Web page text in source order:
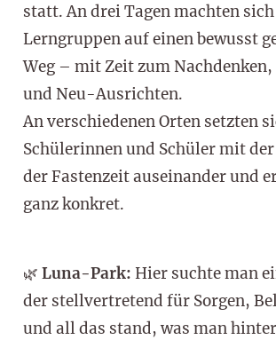
statt. An drei Tagen machten
Lerngruppen auf einen bewusst
Weg – mit Zeit zum Nachdenken,
und Neu-Ausrichten.
An verschiedenen Orten setzten
Schülerinnen und Schüler mit
der Fastenzeit auseinander und
ganz konkret.
🌿 Luna-Park: Hier suchte man
der stellvertretend für Sorgen,
und all das stand, was man